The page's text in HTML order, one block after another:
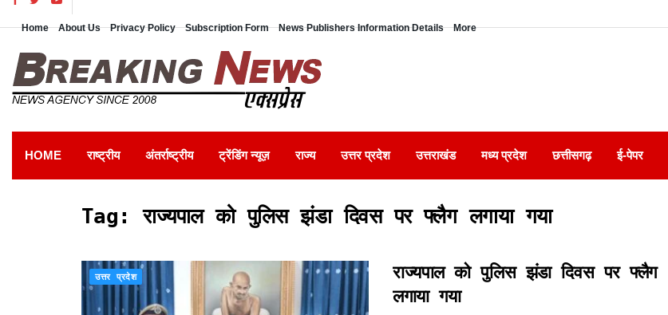
Home About Us Privacy Policy Subscription Form News Publishers Information Details More
HOME राष्ट्रीय अंतर्राष्ट्रीय ट्रेंडिंग न्यूज़ राज्य उत्तर प्रदेश उत्तराखंड मध्य प्रदेश छत्तीसगढ़ ई-पेपर
Tag:राज्यपाल को पुलिस झंडा दिवस पर फ्लैग लगाया गया
उत्तर प्रदेश
राज्यपाल को पुलिस झंडा दिवस पर फ्लैग
लगाया गया